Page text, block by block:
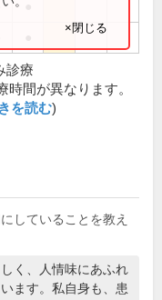
×閉じる
診療
間が異なります。
を読む)
していることを教え
く、人情味にあふれ
ます。私自身も、患